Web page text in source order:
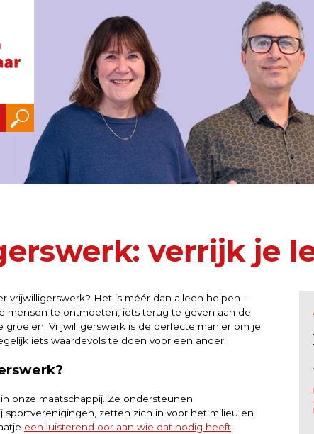
verrijk je
vrijwilligerswerk? Het is méér dan alleen helpen -
mensen te ontmoeten, iets terug te geven aan de
groeien. Vrijwilligerswerk is de perfecte manier om je
iets waardevols te doen voor een ander.
onze maatschappij. Ze ondersteunen
sportverenigingen, zetten zich in voor het milieu en
een luisterend oor aan wie dat nodig heeft